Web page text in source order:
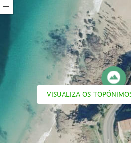
VISUALIZA OS
−